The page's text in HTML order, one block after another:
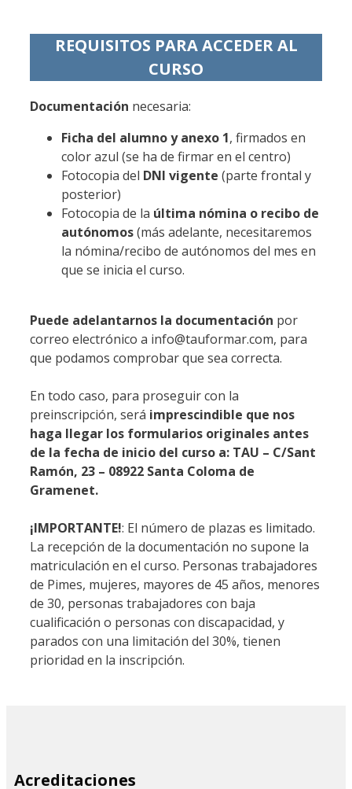
REQUISITOS PARA ACCEDER AL
CURSO
Documentación necesaria:
Ficha del alumno y anexo 1, firmados en
color azul (se ha de firmar en el centro)
Fotocopia del DNI vigente (parte frontal y
posterior)
Fotocopia de la última nómina o recibo de
autónomos(más adelante, necesitaremos
la nómina/recibo de autónomos del mes en
que se inicia el curso.
Puede adelantarnos la documentación por
correo electrónico a info@tauformar.com, para
que podamos comprobar que sea correcta.
En todo caso, para proseguir con la
preinscripción, será imprescindible que nos
haga llegar los formularios originales antes
de la fecha de inicio del curso a: TAU – C/Sant
Ramón, 23 – 08922 Santa Coloma de
Gramenet.
¡IMPORTANTE!: El número de plazas es limitado.
La recepción de la documentación no supone la
matriculación en el curso. Personas trabajadores
de Pimes, mujeres, mayores de 45 años, menores
de 30, personas trabajadores con baja
cualificación o personas con discapacidad, y
parados con una limitación del 30%, tienen
prioridad en la inscripción.
SITE
Acreditaciones